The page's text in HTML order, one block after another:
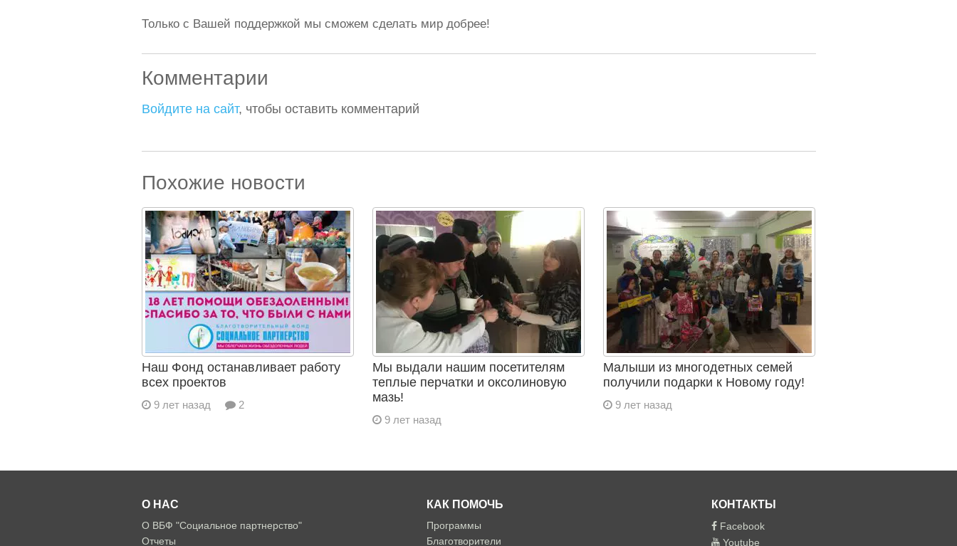
Только с Вашей поддержкой мы сможем сделать мир добрее!
Комментарии
Войдите на сайт, чтобы оставить комментарий
Похожие новости
Наш Фонд останавливает работу
всех проектов
9 лет назад 2
Мы выдали нашим посетителям
теплые перчатки и оксолиновую
мазь!
9 лет назад
Малыши из многодетных семей
получили подарки к Новому году!
9 лет назад
О НАС
О ВБФ "Социальное партнерство"
Отчеты
КАК ПОМОЧЬ
Программы
Благотворители
КОНТАКТЫ
Facebook
Youtube